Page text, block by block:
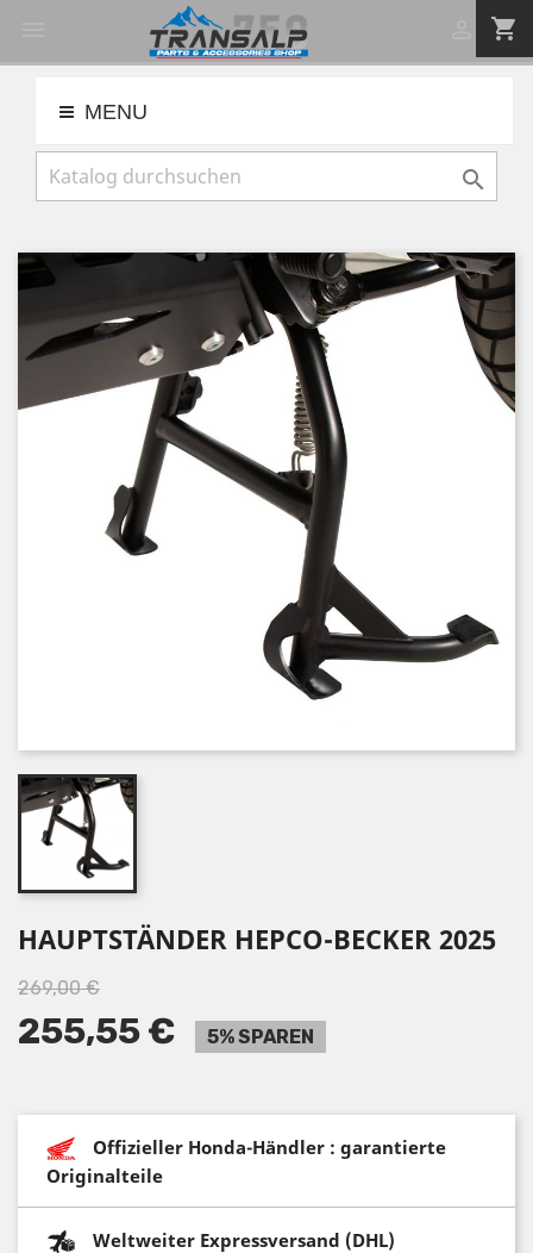
shopping_cart
MENU

HAUPTSTÄNDER HEPCO-BECKER 2025
269,00 €
255,55 € 5% SPAREN
Offizieller Honda-Händler : garantierte
Originalteile
Weltweiter Expressversand (DHL)